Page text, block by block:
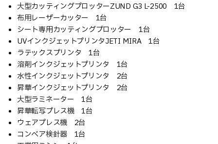
大型カッティングプロッターZUND G3 L-2500 1台
布用レーザーカッター 1台
シート専用カッティングプロッター 1台
UVインクジェットプリンタJETI MIRA 1台
ラテックスプリンタ 1台
溶剤インクジェットプリンタ 1台
水性インクジェットプリンタ 2台
昇華インクジェットプリンタ 2台
大型ラミネーター 1台
昇華転写プレス機 1台
ウェアプレス機 2台
コンベア検針器 1台